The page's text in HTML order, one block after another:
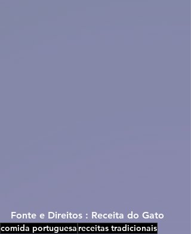
Fonte e Direitos : Receita do Gato
comida portuguesa receitas tradicionais